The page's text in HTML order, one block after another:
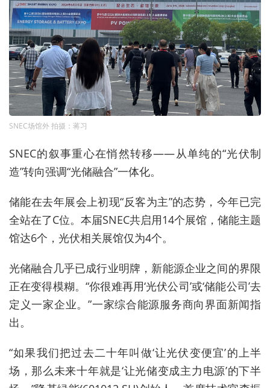
SNEC场馆外 拍摄：蒋习
SNEC的叙事重心在悄然转移——从单纯的“光伏制
造”转向强调“光储融合”一体化。
储能在去年展会上初现“反客为主”的态势，今年已完
全站在了C位。本届SNEC共启用14个展馆，储能主题
馆达6个，光伏相关展馆仅为4个。
光储融合几乎已成行业明牌，新能源企业之间的界限
正在变得模糊。“你很难再用‘光伏公司’或‘储能公司’去
定义一家企业。”一家综合能源服务商向界面新闻指
出。
“如果我们把过去二十年叫做‘让光伏变便宜’的上半
场，那么未来十年就是‘让光储变成主力电源’的下半